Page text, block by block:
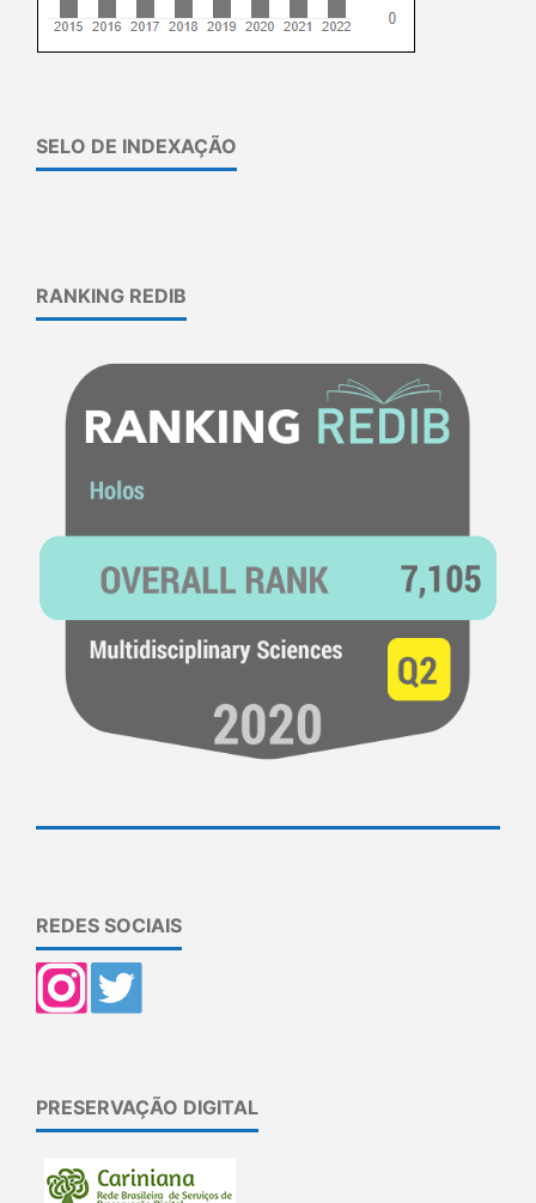
SELO DE INDEXAÇÃO
RANKING REDIB
REDES SOCIAIS
PRESERVAÇÃO DIGITAL